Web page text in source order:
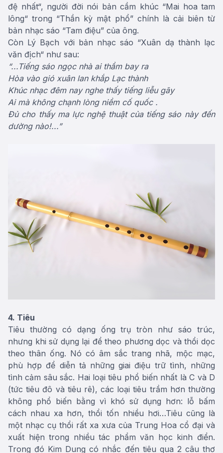
đệ nhất“, người đời nói bản cầm khúc “Mai hoa tam
lông“ trong “Thần kỳ mật phổ” chính là cải biên từ
bản nhạc sáo “Tam điệu” của ông.
Còn Lý Bạch với bản nhạc sáo “Xuân dạ thành lạc
văn địch“ như sau:
“...Tiếng sáo ngọc nhà ai thầm bay ra
Hòa vào gió xuân lan khắp Lạc thành
Khúc nhạc đêm nay nghe thấy tiếng liễu gãy
Ai mà không chạnh lòng niềm cố quốc .
Đủ cho thấy ma lực nghệ thuật của tiếng sáo này đến
dường nào!...”
4. Tiêu
Tiêu thường có dạng ống trụ tròn như sáo trúc,
nhưng khi sử dụng lại để theo phương dọc và thổi dọc
theo thân ống. Nó có âm sắc trang nhã, mộc mạc,
phù hợp để diễn tả những giai điệu trữ tình, những
tình cảm sâu sắc. Hai loại tiêu phổ biến nhất là C và D
(tức tiêu đô và tiêu rê), các loại tiêu trầm hơn thường
không phổ biến bằng vì khó sử dụng hơn: lỗ bấm
cách nhau xa hơn, thổi tốn nhiều hơi…Tiêu cũng là
một nhạc cụ thổi rất xa xưa của Trung Hoa cổ đại và
xuất hiện trong nhiều tác phẩm văn học kinh điển.
Trong đó Kim Dung có nhắc đến tiêu qua 2 câu thơ